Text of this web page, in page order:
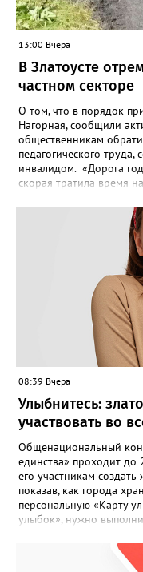
13:00 Вчера
В Златоусте
частном секторе
О том, что в порядок
Нагорная, сообщили
общественникам
педагогического труда,
инвалидом. «Дорога
скорая тратила время
однажды реанимация
Жители писали в
пытались
– рассказали в ОНФ.
они добились, чтобы
этого потребовалось
08:39 Вчера
Улыбнитесь:
участвовать во
Общенациональный
единства» проходит до
его участникам
показав, как города
персональную «Карту
улыбок», нужно
улыбок»; загрузить
одного человека, пары,